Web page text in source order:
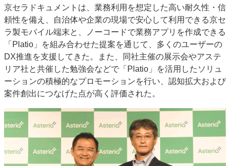
京セラドキュメントは、業務利用を想定した高い耐久性・信
頼性を備え、自治体や企業の現場で安心して利用できる京セ
ラ製モバイル端末と、ノーコードで業務アプリを作成できる
「Platio」を組み合わせた提案を通じて、多くのユーザーの
DX推進を支援してきた。また、同社主催の展示会やアステ
リア社と共催した勉強会などで「Platio」を活用したソリュ
ーションの積極的なプロモーションを行い、認知拡大および
案件創出につなげた点が高く評価された。